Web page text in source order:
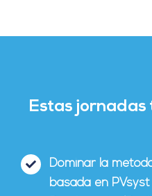
Estas jornadas
Dominar la
basada en